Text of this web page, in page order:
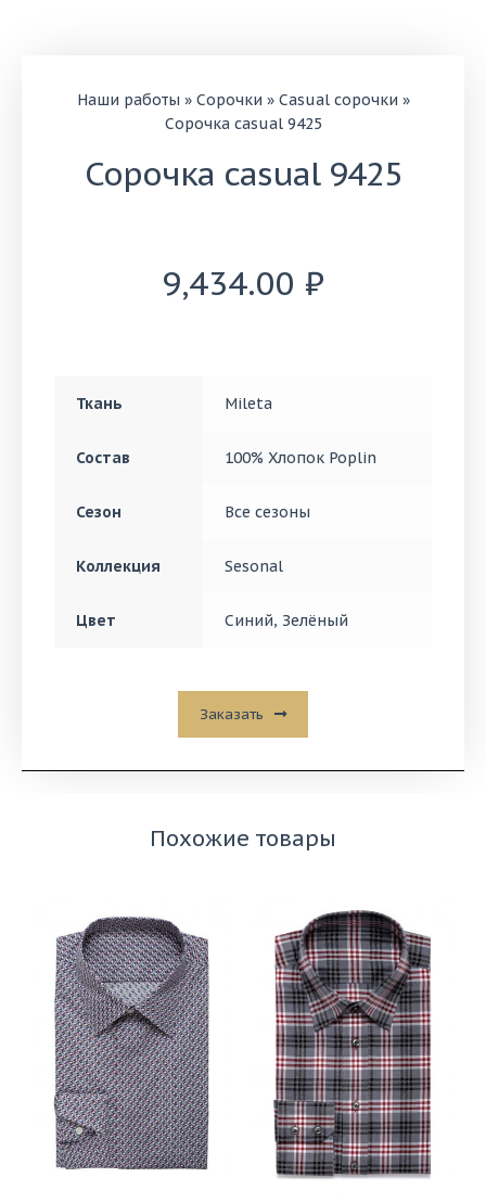
Наши работы » Сорочки » Casual сорочки »
Сорочка casual 9425
Сорочка casual 9425
9,434.00 ₽
Ткань Mileta
Состав 100% Хлопок Poplin
Сезон Все сезоны
Коллекция Sesonal
Цвет Синий, Зелёный
Заказать
Похожие товары